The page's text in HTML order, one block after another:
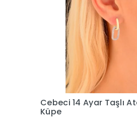
Cebeci 14 Ayar Mavi
Küpe